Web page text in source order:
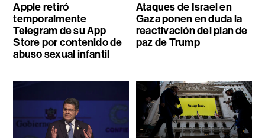
Apple retiró
temporalmente
Telegram de su App
Store por contenido de
abuso sexual infantil
Ataques de Israel en
Gaza ponen en duda la
reactivación del plan de
paz de Trump